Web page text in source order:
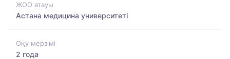
ЖОО атауы
Астана медицина университеті
Оқу мерзімі
2 года